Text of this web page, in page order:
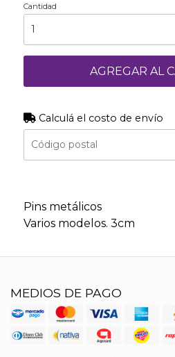
Cantidad
AGREGAR AL
Calculá el costo de envío
Pins metálicos
Varios modelos. 3cm
MEDIOS DE PAGO